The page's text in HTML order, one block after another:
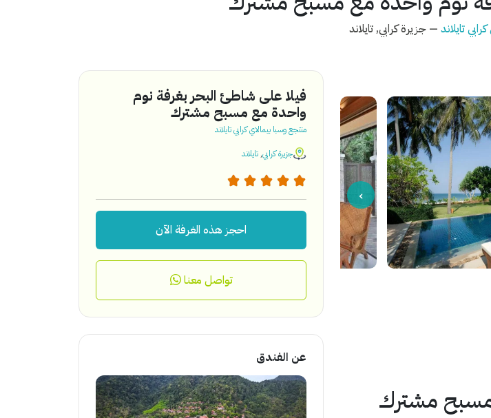
تايلاند — جزيرة كرابي, تايلاند
مسبح مشترك
فيلا على شاطئ البحر بغرفة نوم
واحدة مع مسبح مشترك
منتجع وسبا بيمالاي كرابي تايلاند
جزيرة كرابي, تايلاند
احجز هذه الغرفة الآن
تواصل معنا
عن الفندق